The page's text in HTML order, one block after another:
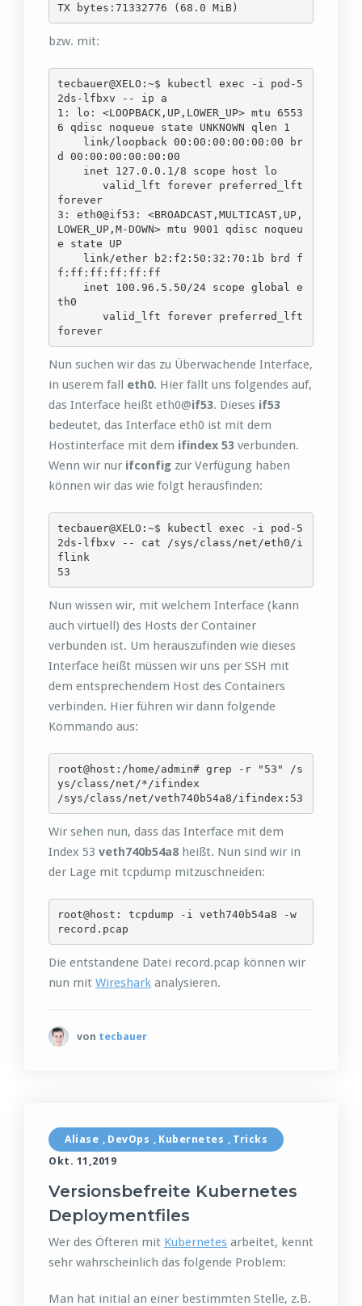
TX bytes:71332776 (68.0 MiB)
bzw. mit:
tecbauer@XELO:~$ kubectl exec -i pod-5
2ds-lfbxv -- ip a
1: lo: <LOOPBACK,UP,LOWER_UP> mtu 6553
6 qdisc noqueue state UNKNOWN qlen 1
d 00:00:00:00:00:00
forever
3: eth0@if53: <BROADCAST,MULTICAST,UP,
LOWER_UP,M-DOWN> mtu 9001 qdisc noqueu
e state UP
f:ff:ff:ff:ff:ff
th0
forever
Nun suchen wir das zu Überwachende Interface,
in userem fall eth0. Hier fällt uns folgendes auf,
das Interface heißt eth0@if53. Dieses if53
bedeutet, das Interface eth0 ist mit dem
Hostinterface mit dem ifindex 53 verbunden.
Wenn wir nur ifconfig zur Verfügung haben
können wir das wie folgt herausfinden:
tecbauer@XELO:~$ kubectl exec -i pod-5
2ds-lfbxv -- cat /sys/class/net/eth0/i
flink
53
Nun wissen wir, mit welchem Interface (kann
auch virtuell) des Hosts der Container
verbunden ist. Um herauszufinden wie dieses
Interface heißt müssen wir uns per SSH mit
dem entsprechendem Host des Containers
verbinden. Hier führen wir dann folgende
Kommando aus:
root@host:/home/admin# grep -r "53" /s
ys/class/net/*/ifindex
/sys/class/net/veth740b54a8/ifindex:53
Wir sehen nun, dass das Interface mit dem
Index 53 veth740b54a8heißt. Nun sind wir in
der Lage mit tcpdump mitzuschneiden:
root@host: tcpdump -i veth740b54a8 -w
record.pcap
Die entstandene Datei record.pcap können wir
nun mit Wireshark analysieren.
von tecbauer
Aliase , DevOps , Kubernetes , Tricks
Okt. 11,2019
Versionsbefreite Kubernetes
Deploymentfiles
Wer des Öfteren mit Kubernetes arbeitet, kennt
sehr wahrscheinlich das folgende Problem:
Man hat initial an einer bestimmten Stelle, z.B.